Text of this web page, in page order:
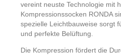
vereint neuste Technologie mit
Kompressionssocken RONDA
spezielle Leichtbauweise sorgt
und perfekte Belüftung.
Die Kompression fördert die